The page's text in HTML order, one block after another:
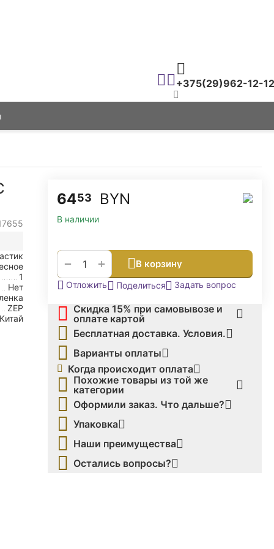
+375(29)962-12-12
1
Нет
ZEP
Китай
6453 BYN
В наличии
+
− В корзину
Отложить Поделиться Задать вопрос
Скидка 15% при самовывозе и
оплате картой
Бесплатная доставка. Условия.
Варианты оплаты
Когда происходит оплата
Похожие товары из той же
категории
Оформили заказ. Что дальше?
Упаковка
Наши преимущества
Остались вопросы?